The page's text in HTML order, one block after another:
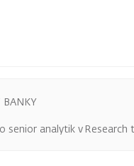
BANKY
senior analytik v